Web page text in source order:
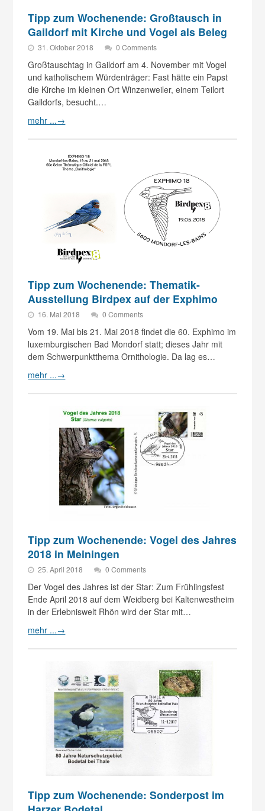
Tipp zum Wochenende: Großtausch in
Gaildorf mit Kirche und Vogel als Beleg
31. Oktober 2018 0 Comments
Großtauschtag in Gaildorf am 4. November mit Vogel
und katholischem Würdenträger: Fast hätte ein Papst
die Kirche im kleinen Ort Winzenweiler, einem Teilort
Gaildorfs, besucht.…
mehr ...→
Tipp zum Wochenende: Thematik-
Ausstellung Birdpex auf der Exphimo
16. Mai 2018 0 Comments
Vom 19. Mai bis 21. Mai 2018 findet die 60. Exphimo im
luxemburgischen Bad Mondorf statt; dieses Jahr mit
dem Schwerpunktthema Ornithologie. Da lag es…
mehr ...→
Tipp zum Wochenende: Vogel des Jahres
2018 in Meiningen
25. April 2018 0 Comments
Der Vogel des Jahres ist der Star: Zum Frühlingsfest
Ende April 2018 auf dem Weidberg bei Kaltenwestheim
in der Erlebniswelt Rhön wird der Star mit…
mehr ...→
Tipp zum Wochenende: Sonderpost im